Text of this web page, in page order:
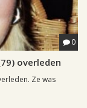
0
overleden
Ze was